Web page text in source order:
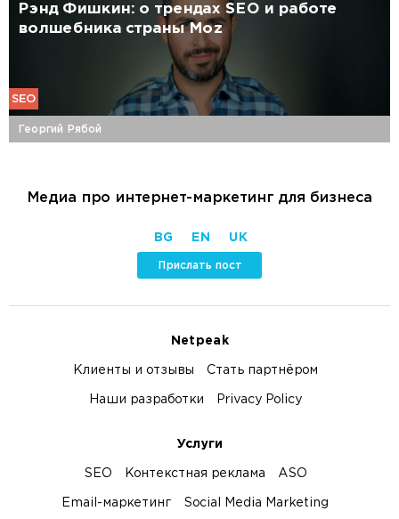
Рэнд Фишкин: о трендах SEO и работе
волшебника страны Moz
SEO
Георгий Рябой
Медиа про интернет-маркетинг для бизнеса
BG EN UK
Прислать пост
Netpeak
Клиенты и отзывы Стать партнёром
Наши разработки Privacy Policy
Услуги
SEO Контекстная реклама ASO
Email-маркетинг Social Media Marketing